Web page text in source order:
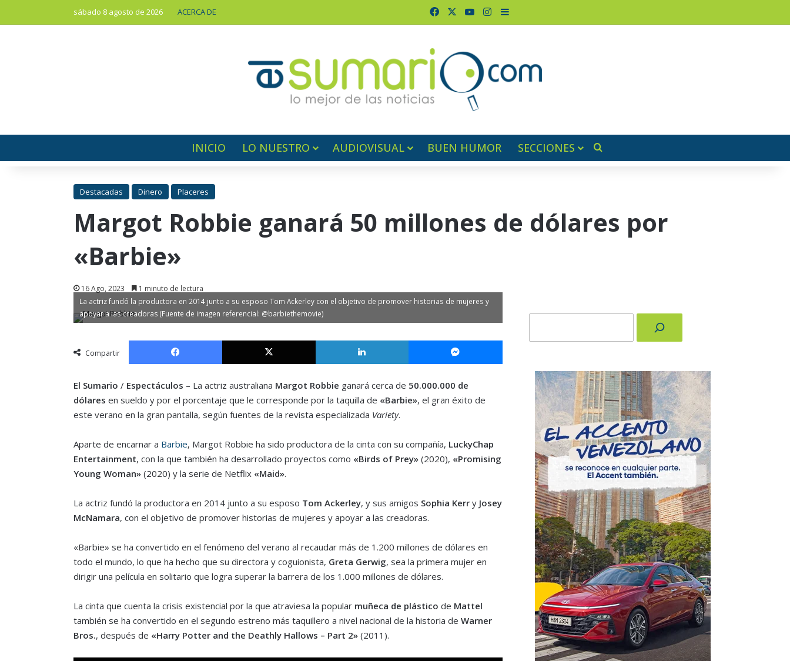
sábado 8 agosto de 2026 ACERCA DE FacebookYouTubeInstagram
Barra lateral
INICIO LO NUESTRO AUDIOVISUAL BUEN HUMOR SECCIONES
Destacadas Dinero Placeres
Margot Robbie ganará 50 millones de dólares por
«Barbie»
16 Ago, 2023 1 minuto de lectura
La actriz fundó la productora en 2014 junto a su esposo Tom Ackerley con el objetivo de promover historias de mujeres y
apoyar a las creadoras (Fuente de imagen referencial: @barbiethemovie)
Compartir
Facebook X LinkedIn Messenger
El Sumario /Espectáculos – La actriz australiana Margot Robbie ganará cerca de 50.000.000 de
dólares en sueldo y por el porcentaje que le corresponde por la taquilla de «Barbie», el gran éxito de
este verano en la gran pantalla, según fuentes de la revista especializada Variety.
Aparte de encarnar a Barbie, Margot Robbie ha sido productora de la cinta con su compañía, LuckyChap
Entertainment, con la que también ha desarrollado proyectos como «Birds of Prey»(2020), «Promising
Young Woman»(2020) y la serie de Netflix «Maid».
La actriz fundó la productora en 2014 junto a su esposo Tom Ackerley, y sus amigos Sophia Kerry Josey
McNamara, con el objetivo de promover historias de mujeres y apoyar a las creadoras.
«Barbie» se ha convertido en el fenómeno del verano al recaudar más de 1.200 millones de dólares en
todo el mundo, lo que ha hecho que su directora y coguionista, Greta Gerwig, sea la primera mujer en
dirigir una película en solitario que logra superar la barrera de los 1.000 millones de dólares.
La cinta que cuenta la crisis existencial por la que atraviesa la popular muñeca de plástico de Mattel
también se ha convertido en el segundo estreno más taquillero a nivel nacional de la historia de Warner
Bros., después de «Harry Potter and the Deathly Hallows – Part 2»(2011).